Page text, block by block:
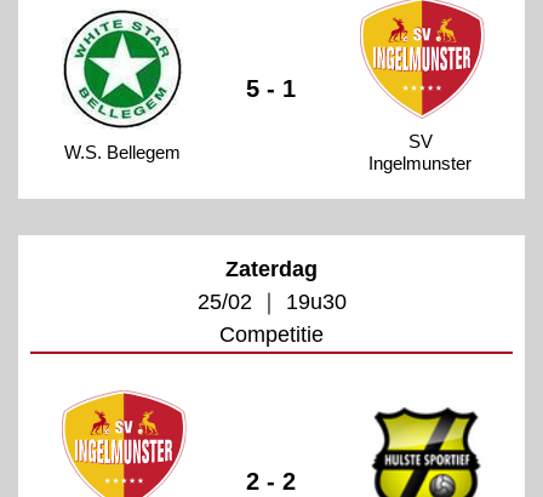
W.S. Bellegem
5 - 1
SV
Ingelmunster
Zaterdag
25/02 ｜ 19u30
Competitie
2 - 2